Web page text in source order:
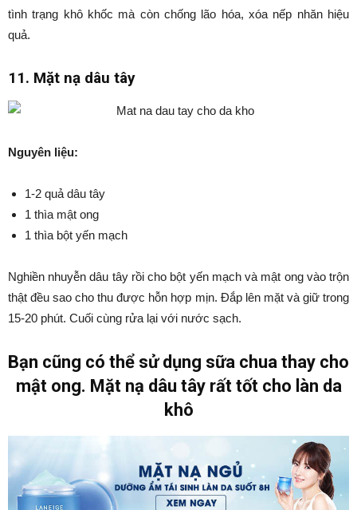
tình trạng khô khốc mà còn chống lão hóa, xóa nếp nhăn hiệu
quả.
11. Mặt nạ dâu tây
Nguyên liệu:
1-2 quả dâu tây
1 thìa mật ong
1 thìa bột yến mạch
Nghiền nhuyễn dâu tây rồi cho bột yến mạch và mật ong vào trộn
thật đều sao cho thu được hỗn hợp mịn. Đắp lên mặt và giữ trong
15-20 phút. Cuối cùng rửa lại với nước sạch.
Bạn cũng có thể sử dụng sữa chua thay cho
mật ong. Mặt nạ dâu tây rất tốt cho làn da
khô